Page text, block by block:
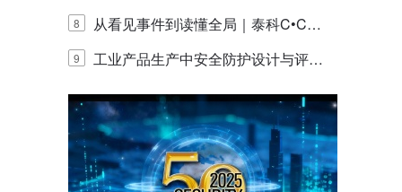
联安全产品，四层守护更放心！
8
从看见事件到读懂全局｜泰科C•CUR
E IQ 3.20开启安防运营智能新时代
9
工业产品生产中安全防护设计与评估
的实践与探讨